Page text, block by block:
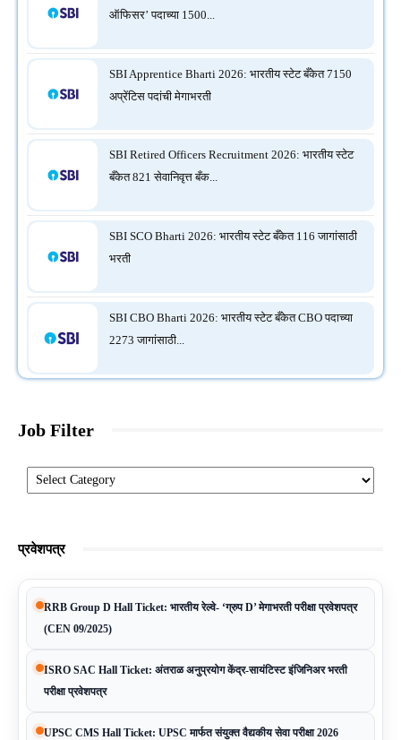
ऑफिसर’ पदाच्या 1500...
SBI Apprentice Bharti 2026: भारतीय स्टेट बँकेत 7150
अप्रेंटिस पदांची मेगाभरती
SBI Retired Officers Recruitment 2026: भारतीय स्टेट
बँकेत 821 सेवानिवृत्त बँक...
SBI SCO Bharti 2026: भारतीय स्टेट बँकेत 116 जागांसाठी
भरती
SBI CBO Bharti 2026: भारतीय स्टेट बँकेत CBO पदाच्या
2273 जागांसाठी...
Job Filter
Categories
प्रवेशपत्र
RRB Group D Hall Ticket: भारतीय रेल्वे- ‘ग्रुप D’ मेगाभरती परीक्षा प्रवेशपत्र
(CEN 09/2025)
ISRO SAC Hall Ticket: अंतराळ अनुप्रयोग केंद्र-सायंटिस्ट इंजिनिअर भरती
परीक्षा प्रवेशपत्र
UPSC CMS Hall Ticket: UPSC मार्फत संयुक्त वैद्यकीय सेवा परीक्षा 2026